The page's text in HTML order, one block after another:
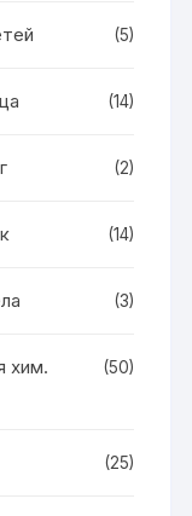
(5)
(14)
(2)
(14)
(3)
хим.
(50)
(25)